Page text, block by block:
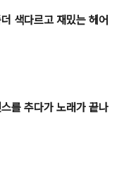
색다르고 재밌는 헤어
를 추다가 노래가 끝나